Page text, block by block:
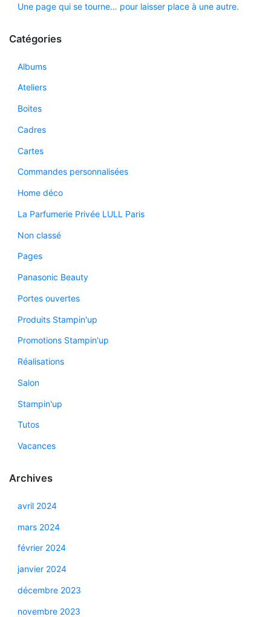
Une page qui se tourne… pour laisser place à une autre.
Catégories
Albums
Ateliers
Boites
Cadres
Cartes
Commandes personnalisées
Home déco
La Parfumerie Privée LULL Paris
Non classé
Pages
Panasonic Beauty
Portes ouvertes
Produits Stampin'up
Promotions Stampin'up
Réalisations
Salon
Stampin'up
Tutos
Vacances
Archives
avril 2024
mars 2024
février 2024
janvier 2024
décembre 2023
novembre 2023